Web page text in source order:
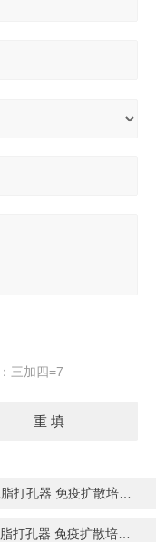
三加四=7
器 免疫扩散培养基打孔
器 免疫扩散培养基打孔